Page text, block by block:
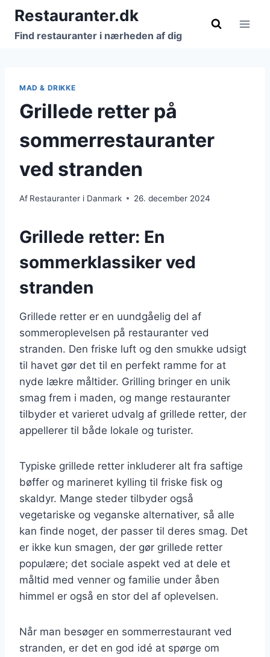
Fortsæt
indhold
Restauranter.dk
Find restauranter i nærheden af dig
MAD & DRIKKE
Grillede retter på
sommerrestauranter
ved stranden
Af Restauranter i Danmark 26. december 2024
Grillede retter: En
sommerklassiker ved
stranden
Grillede retter er en uundgåelig del af
sommeroplevelsen på restauranter ved
stranden. Den friske luft og den smukke udsigt
til havet gør det til en perfekt ramme for at
nyde lækre måltider. Grilling bringer en unik
smag frem i maden, og mange restauranter
tilbyder et varieret udvalg af grillede retter, der
appellerer til både lokale og turister.
Typiske grillede retter inkluderer alt fra saftige
bøffer og marineret kylling til friske fisk og
skaldyr. Mange steder tilbyder også
vegetariske og veganske alternativer, så alle
kan finde noget, der passer til deres smag. Det
er ikke kun smagen, der gør grillede retter
populære; det sociale aspekt ved at dele et
måltid med venner og familie under åben
himmel er også en stor del af oplevelsen.
Når man besøger en sommerrestaurant ved
stranden, er det en god idé at spørge om